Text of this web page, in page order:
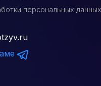
персональных данных